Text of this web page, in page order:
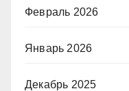
Февраль 2026
Январь 2026
Декабрь 2025